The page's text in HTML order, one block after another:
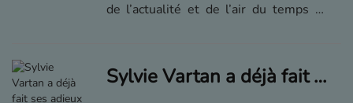
de l’actualité et de l’air du temps de
Ann.
Sylvie Vartan a déjà fait ses adieux mais elle retrouvera son public dès février 2027